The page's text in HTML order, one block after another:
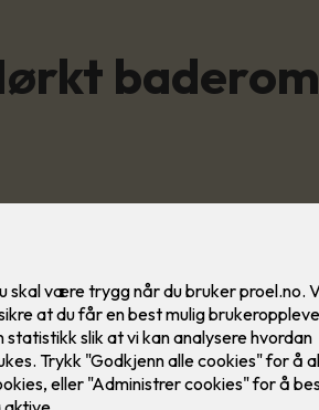
baderom